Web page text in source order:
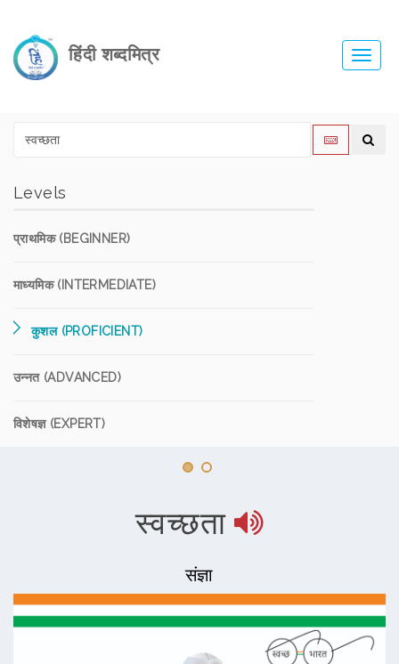
हिंदी शब्दमित्र
Levels
प्राथमिक (BEGINNER)
माध्यमिक (INTERMEDIATE)
कुशल (PROFICIENT)
उन्नत (ADVANCED)
विशेषज्ञ (EXPERT)
स्वच्छता
संज्ञा